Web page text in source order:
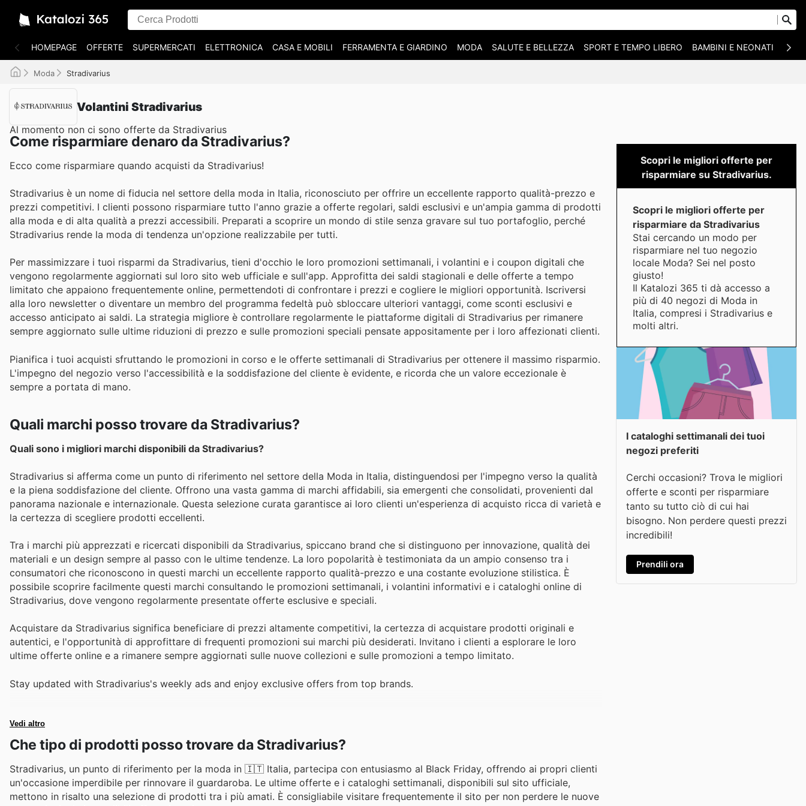
HOMEPAGE OFFERTE SUPERMERCATI ELETTRONICA CASA E MOBILI FERRAMENTA E GIARDINO MODA SALUTE E BELLEZZA SPORT E TEMPO LIBERO BAMBINI E NEONATI
Moda Stradivarius
Volantini Stradivarius
Al momento non ci sono offerte da Stradivarius
Come risparmiare denaro da Stradivarius?
Ecco come risparmiare quando acquisti da Stradivarius!
Stradivarius è un nome di fiducia nel settore della moda in Italia, riconosciuto per offrire un eccellente rapporto qualità-prezzo e
prezzi competitivi. I clienti possono risparmiare tutto l'anno grazie a offerte regolari, saldi esclusivi e un'ampia gamma di prodotti
alla moda e di alta qualità a prezzi accessibili. Preparati a scoprire un mondo di stile senza gravare sul tuo portafoglio, perché
Stradivarius rende la moda di tendenza un'opzione realizzabile per tutti.
Per massimizzare i tuoi risparmi da Stradivarius, tieni d'occhio le loro promozioni settimanali, i volantini e i coupon digitali che
vengono regolarmente aggiornati sul loro sito web ufficiale e sull'app. Approfitta dei saldi stagionali e delle offerte a tempo
limitato che appaiono frequentemente online, permettendoti di confrontare i prezzi e cogliere le migliori opportunità. Iscriversi
alla loro newsletter o diventare un membro del programma fedeltà può sbloccare ulteriori vantaggi, come sconti esclusivi e
accesso anticipato ai saldi. La strategia migliore è controllare regolarmente le piattaforme digitali di Stradivarius per rimanere
sempre aggiornato sulle ultime riduzioni di prezzo e sulle promozioni speciali pensate appositamente per i loro affezionati clienti.
Pianifica i tuoi acquisti sfruttando le promozioni in corso e le offerte settimanali di Stradivarius per ottenere il massimo risparmio.
L'impegno del negozio verso l'accessibilità e la soddisfazione del cliente è evidente, e ricorda che un valore eccezionale è
sempre a portata di mano.
Quali marchi posso trovare da Stradivarius?
Quali sono i migliori marchi disponibili da Stradivarius?
Stradivarius si afferma come un punto di riferimento nel settore della Moda in Italia, distinguendosi per l'impegno verso la qualità
e la piena soddisfazione del cliente. Offrono una vasta gamma di marchi affidabili, sia emergenti che consolidati, provenienti dal
panorama nazionale e internazionale. Questa selezione curata garantisce ai loro clienti un'esperienza di acquisto ricca di varietà e
la certezza di scegliere prodotti eccellenti.
Tra i marchi più apprezzati e ricercati disponibili da Stradivarius, spiccano brand che si distinguono per innovazione, qualità dei
materiali e un design sempre al passo con le ultime tendenze. La loro popolarità è testimoniata da un ampio consenso tra i
consumatori che riconoscono in questi marchi un eccellente rapporto qualità-prezzo e una costante evoluzione stilistica. È
possibile scoprire facilmente questi marchi consultando le promozioni settimanali, i volantini informativi e i cataloghi online di
Stradivarius, dove vengono regolarmente presentate offerte esclusive e speciali.
Acquistare da Stradivarius significa beneficiare di prezzi altamente competitivi, la certezza di acquistare prodotti originali e
autentici, e l'opportunità di approfittare di frequenti promozioni sui marchi più desiderati. Invitano i clienti a esplorare le loro
ultime offerte online e a rimanere sempre aggiornati sulle nuove collezioni e sulle promozioni a tempo limitato.
Stay updated with Stradivarius's weekly ads and enjoy exclusive offers from top brands.
Vedi altro
Che tipo di prodotti posso trovare da Stradivarius?
Stradivarius, un punto di riferimento per la moda in 🇮🇹 Italia, partecipa con entusiasmo al Black Friday, offrendo ai propri clienti
un'occasione imperdibile per rinnovare il guardaroba. Le ultime offerte e i cataloghi settimanali, disponibili sul sito ufficiale,
mettono in risalto una selezione di prodotti tra i più amati. È consigliabile visitare frequentemente il sito per non perdere le nuove
Scopri le migliori offerte per
risparmiare su Stradivarius.
Scopri le migliori offerte per
risparmiare da Stradivarius
Stai cercando un modo per
risparmiare nel tuo negozio
locale Moda? Sei nel posto
giusto!
Il Katalozi 365 ti dà accesso a
più di 40 negozi di Moda in
Italia, compresi i Stradivarius e
molti altri.
I cataloghi settimanali dei tuoi
negozi preferiti
Cerchi occasioni? Trova le migliori
offerte e sconti per risparmiare
tanto su tutto ciò di cui hai
bisogno. Non perdere questi prezzi
incredibili!
Prendili ora